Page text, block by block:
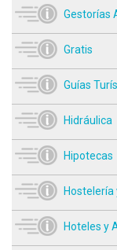
Gestorías
Gratis
Guías
Hidráulica
Hipotecas
Hostelería
Hoteles y